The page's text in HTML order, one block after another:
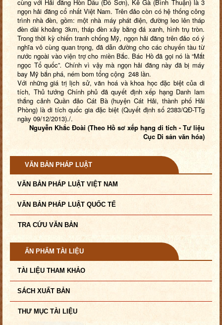
cùng với Hải đăng Hòn Dấu (Đồ Sơn), Kê Gà (Bình Thuận) là 3
ngọn hải đăng cổ nhất Việt Nam. Trên đảo còn có hệ thống công
trình nhà đèn, gồm: một nhà máy phát điện, đường leo lên tháp
đèn dài khoảng 3km, tháp đèn xây bằng đá xanh, hình trụ tròn.
Trong thời kỳ chiến tranh chống Mỹ, ngọn hải đăng trên đảo có ý
nghĩa vô cùng quan trọng, đã dẫn đường cho các chuyến tàu từ
nước ngoài vào viện trợ cho miền Bắc. Bác Hồ đã gọi nó là “Mắt
ngọc Tổ quốc”. Chính vì vậy mà ngọn hải đăng này đã bị máy
bay Mỹ bắn phá, ném bom tổng cộng 248 lần.
Với những giá trị lịch sử, văn hoá và khoa học đặc biệt của di
tích, Thủ tướng Chính phủ đã quyết định xếp hạng Danh lam
thắng cảnh Quần đảo Cát Bà (huyện Cát Hải, thành phố Hải
Phòng) là di tích quốc gia đặc biệt (Quyết định số 2383/QĐ-TTg
ngày 09/12/2013)./.
Nguyễn Khắc Đoài (Theo Hồ sơ xếp hạng di tích - Tư liệu
Cục Di sản văn hóa)
VĂN BẢN PHÁP LUẬT
VĂN BẢN PHÁP LUẬT VIỆT NAM
VĂN BẢN PHÁP LUẬT QUỐC TẾ
TRA CỨU VĂN BẢN
ẤN PHẨM TÀI LIỆU
TÀI LIỆU THAM KHẢO
SÁCH XUẤT BẢN
THƯ MỤC TÀI LIỆU